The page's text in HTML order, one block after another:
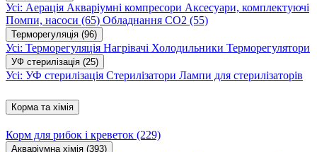
Усі: Аерація Акваріумні компресори Аксесуари, комплектуючі
Помпи, насоси (65) Обладнання CO2 (55)
Терморегуляція (96)
Усі: Терморегуляція Нагрівачі Холодильники Терморегулятори
УФ стерилізація (25)
Усі: УФ стерилізація Стерилізатори Лампи для стерилізаторів
Корма та хімія
Корм для рибок і креветок (229)
Акваріумна хімія (393)